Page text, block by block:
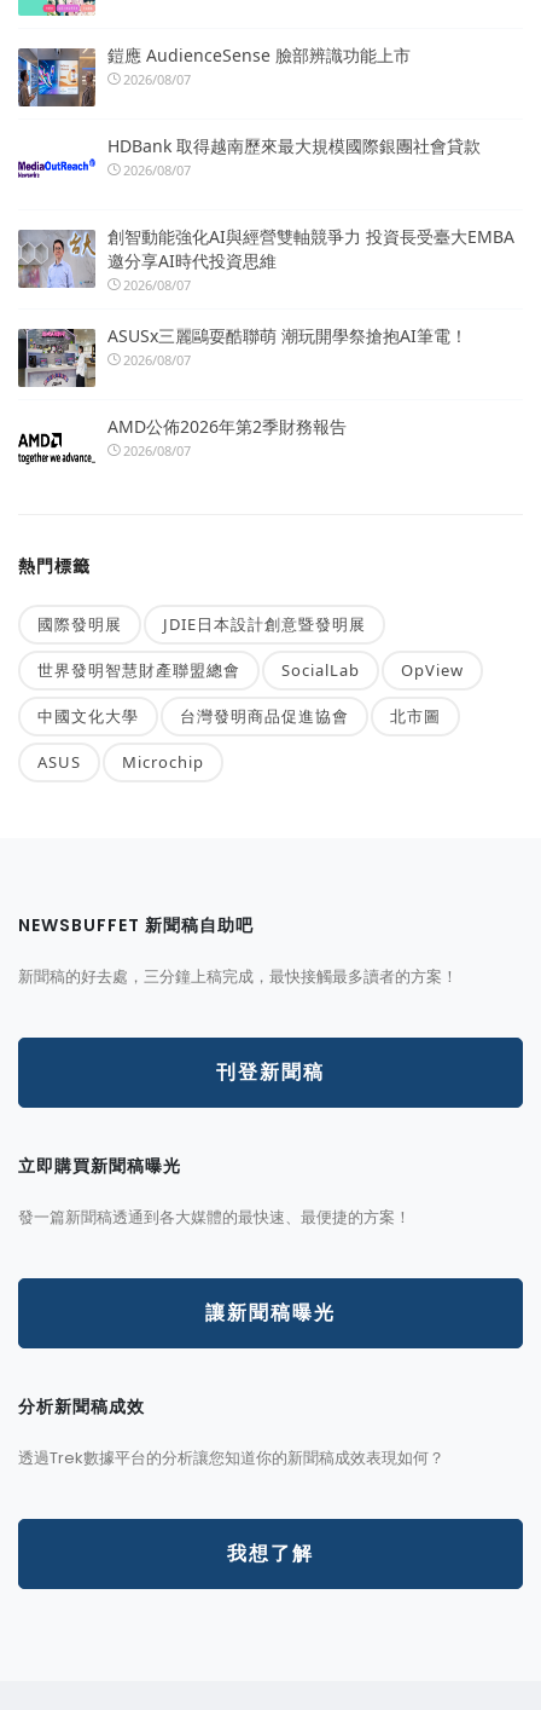
鎧應 AudienceSense 臉部辨識功能上市
2026/08/07
HDBank 取得越南歷來最大規模國際銀團社會貸款
2026/08/07
創智動能強化AI與經營雙軸競爭力 投資長受臺大EMBA
邀分享AI時代投資思維
2026/08/07
ASUSx三麗鷗耍酷聯萌 潮玩開學祭搶抱AI筆電！
2026/08/07
AMD公佈2026年第2季財務報告
2026/08/07
熱門標籤
國際發明展 JDIE日本設計創意暨發明展
世界發明智慧財產聯盟總會 SocialLab OpView
中國文化大學 台灣發明商品促進協會 北市圖
ASUS Microchip
NEWSBUFFET 新聞稿自助吧
新聞稿的好去處，三分鐘上稿完成，最快接觸最多讀者的方案！
刊登新聞稿
立即購買新聞稿曝光
發一篇新聞稿透通到各大媒體的最快速、最便捷的方案！
讓新聞稿曝光
分析新聞稿成效
透過Trek數據平台的分析讓您知道你的新聞稿成效表現如何？
我想了解